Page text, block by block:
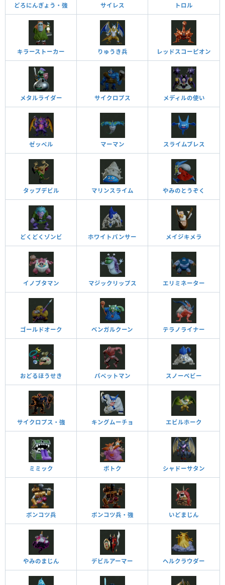
どろにんぎょう・強 サイレス トロル
キラーストーカー りゅうき兵 レッドスコーピオン
メタルライダー サイクロプス メディルの使い
ゼッペル マーマン スライムブレス
タップデビル マリンスライム やみのとうぞく
どくどくゾンビ ホワイトパンサー メイジキメラ
イノブタマン マジックリップス エリミネーター
ゴールドオーク ベンガルクーン テラノライナー
おどるほうせき パペットマン スノーベビー
サイクロプス・強 キングムーチョ エビルホーク
ミミック ボトク シャドーサタン
ポンコツ兵 ポンコツ兵・強 いどまじん
やみのまじん デビルアーマー ヘルクラウダー